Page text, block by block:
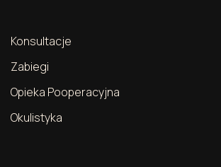
Konsultacje
Zabiegi
Opieka Pooperacyjna
Okulistyka